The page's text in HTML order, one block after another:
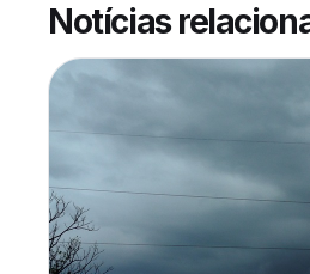
Notícias